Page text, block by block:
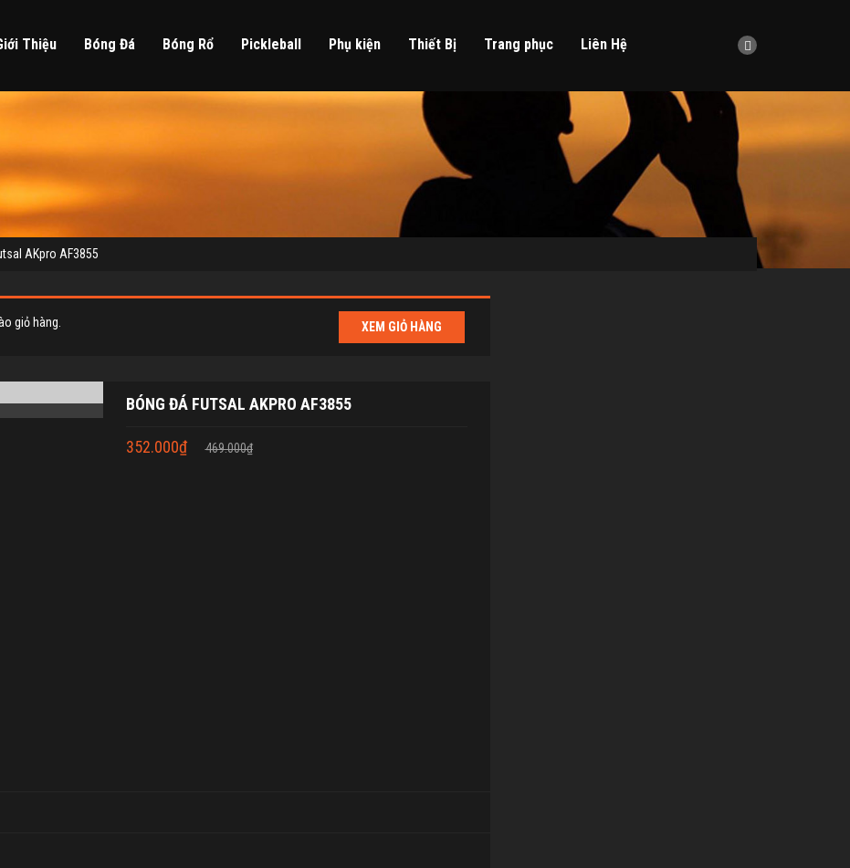
Thiệu Bóng Đá Bóng Rổ Pickleball Phụ kiện Thiết Bị Trang phục Liên Hệ
AKpro AF3855
XEM GIỎ HÀNG
giỏ hàng.
BÓNG ĐÁ FUTSAL AKPRO AF3855
469.000₫
352.000₫